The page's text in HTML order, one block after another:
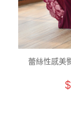
蕾絲性感美